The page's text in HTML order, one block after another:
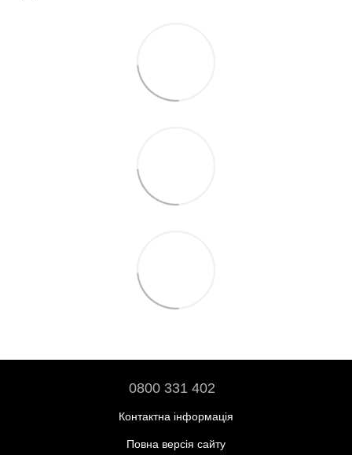
0800 331 402
Контактна інформація
Повна версія сайту